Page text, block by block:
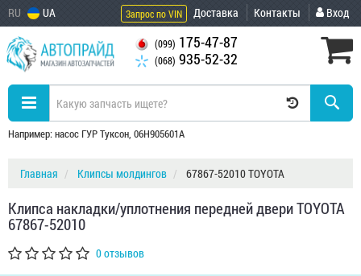
RU UA Запрос по VIN Доставка Контакты Вход
(099) 175-47-87
(068) 935-52-32
Например: насос ГУР Туксон, 06H905601A
Главная Клипсы молдингов 67867-52010 TOYOTA
Клипса накладки/уплотнения передней двери TOYOTA
67867-52010
0 отзывов